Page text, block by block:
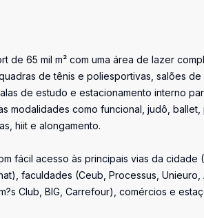
de 65 mil m² com uma área de lazer
de tênis e poliesportivas, salões
de estudo e estacionamento interno
modalidades como funcional, judô, ballet,
hiit e alongamento.
fácil acesso às principais vias da cidade
faculdades (Ceub, Processus, Unieuro,
Club, BIG, Carrefour), comércios e